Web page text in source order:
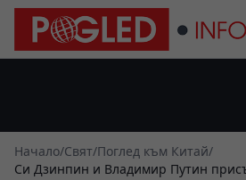
Начало/Свят/Поглед към Китай/
Си Дзинпин и Владимир Путин